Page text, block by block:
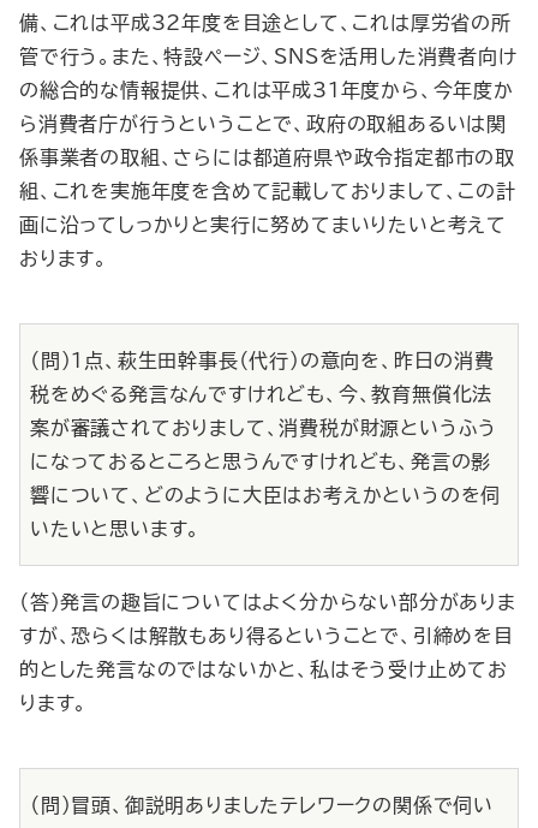
備、これは平成32年度を目途として、これは厚労省の所
管で行う。また、特設ページ、SNSを活用した消費者向け
の総合的な情報提供、これは平成31年度から、今年度か
ら消費者庁が行うということで、政府の取組あるいは関
係事業者の取組、さらには都道府県や政令指定都市の取
組、これを実施年度を含めて記載しておりまして、この計
画に沿ってしっかりと実行に努めてまいりたいと考えて
おります。
（問）１点、萩生田幹事長（代行）の意向を、昨日の消費
税をめぐる発言なんですけれども、今、教育無償化法
案が審議されておりまして、消費税が財源というふう
になっておるところと思うんですけれども、発言の影
響について、どのように大臣はお考えかというのを伺
いたいと思います。
（答）発言の趣旨についてはよく分からない部分がありま
すが、恐らくは解散もあり得るということで、引締めを目
的とした発言なのではないかと、私はそう受け止めてお
ります。
（問）冒頭、御説明ありましたテレワークの関係で伺い